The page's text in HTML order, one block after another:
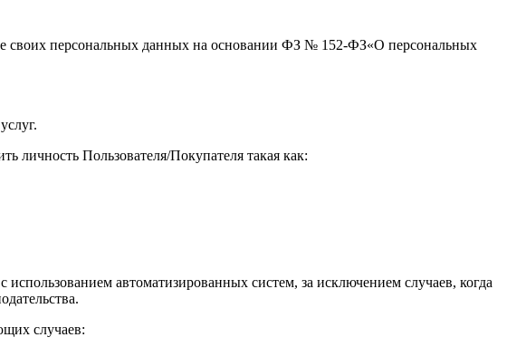
своих персональных данных на основании ФЗ № 152-ФЗ«О персональных
личность Пользователя/Покупателя такая как:
автоматизированных систем, за исключением случаев, когда
случаев: